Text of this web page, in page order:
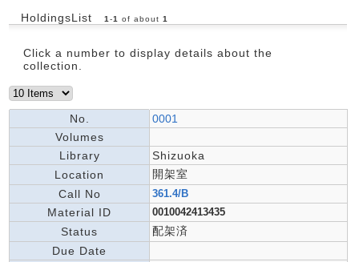
HoldingsList 1 -1 of about 1
Click a number to display details about the
collection.
No.
0001
Volumes
Library
Shizuoka
Location
開架室
Call No
361.4/B
Material ID 0010042413435
Status
配架済
Due Date